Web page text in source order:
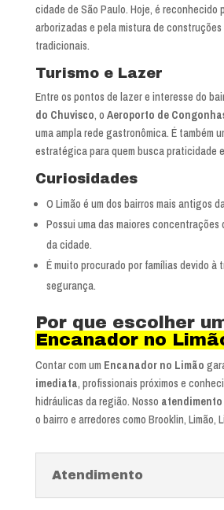
cidade de São Paulo. Hoje, é reconhecido
arborizadas e pela mistura de construções
tradicionais.
Turismo e Lazer
Entre os pontos de lazer e interesse do
do Chuvisco, o Aeroporto de
uma ampla rede gastronômica. É também
estratégica para quem busca praticidade
Curiosidades
O Limão é um dos bairros mais antigos
Possui uma das maiores concentrações
da cidade.
É muito procurado por famílias devido à
segurança.
Por que escolher
Encanador no
Contar com um Encanador no Limão
imediata, profissionais próximos e
hidráulicas da região. Nosso atendimento
o bairro e arredores como Brooklin, Limão,
Atendimento